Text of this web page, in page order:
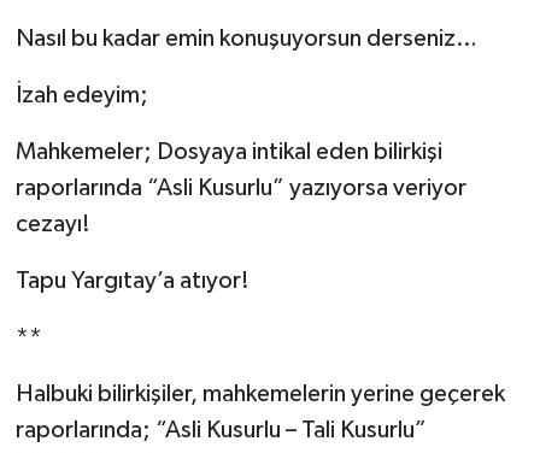
Nasıl bu kadar emin konuşuyorsun derseniz…
İzah edeyim;
Mahkemeler; Dosyaya intikal eden bilirkişi
raporlarında “Asli Kusurlu” yazıyorsa veriyor
cezayı!
Tapu Yargıtay’a atıyor!
**
Halbuki bilirkişiler, mahkemelerin yerine geçerek
raporlarında; “Asli Kusurlu – Tali Kusurlu”